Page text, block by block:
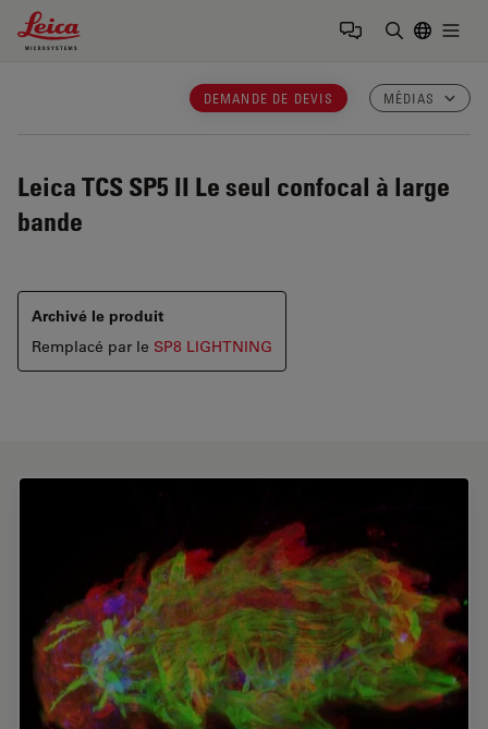
Leica Microsystems Logo
DEMANDE DE DEVIS MÉDIAS
Leica TCS SP5 II Le seul confocal à large
bande
Archivé le produit
Remplacé par le SP8 LIGHTNING